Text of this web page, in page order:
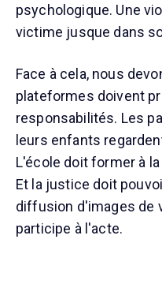
psychologique. Une
victime jusque dans
Face à cela, nous
plateformes doivent
responsabilités. Les
leurs enfants
L'école doit former à
Et la justice doit
diffusion d'images de
participe à l'acte.